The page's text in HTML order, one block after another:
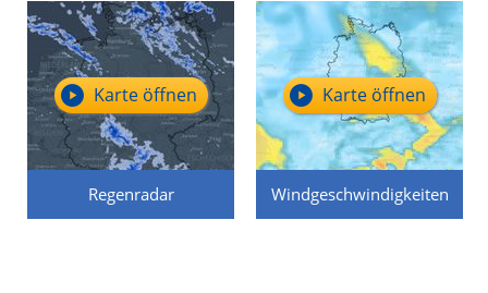
Regenradar
Karte öffnen
Windgeschwindigkeiten
Karte öffnen